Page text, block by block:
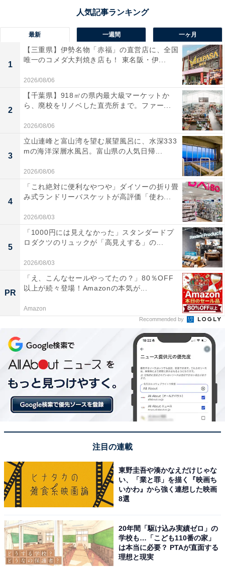
最新 一週間 一ヶ月
1
【三重県】伊勢名物「赤福」の直営店に、全国
唯一のコメダ大判焼き店も！ 東名阪・伊...
2026/08/06
2
【千葉県】918㎡の県内最大級マーケットか
ら、廃校をリノベした直売所まで。ファー...
2026/08/06
3
立山連峰と富山湾を望む展望風呂に、水深333
mの海洋深層水風呂。富山県の人気日帰...
2026/08/06
4
「これ絶対に便利なやつや」ダイソーの折り畳
み式ランドリーバスケットが高評価「使わ...
2026/08/03
5
「1000円には見えなかった」スタンダードプ
ロダクツのリュックが「高見えする」の...
2026/08/03
PR
「え、こんなセールやってたの？」80％OFF
以上が続々登場！Amazonの本気が...
Amazon
Recommended by
注目の連載
東野圭吾や湊かなえだけじゃな
い、「業と罪」を描く『映画ち
いかわ』から強く連想した映画
8選
20年間「駆け込み実績ゼロ」の
学校も…「こども110番の家」
は本当に必要？ PTAが直面する
理想と現実